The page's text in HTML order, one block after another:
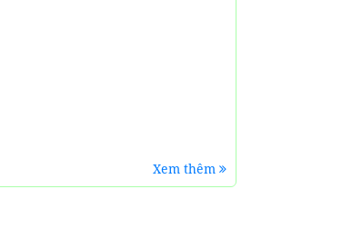
Xem thêm